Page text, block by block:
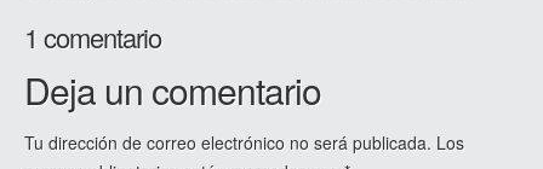
1 comentario
Deja un comentario
Tu dirección de correo electrónico no será publicada. Los